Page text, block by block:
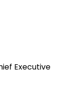
Executive